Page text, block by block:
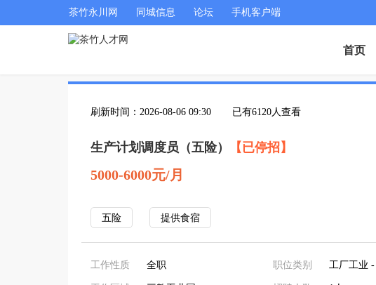
茶竹永川网 同城信息 论坛 手机客户端
首页
刷新时间：2026-08-06 09:30 已有6120人查看
生产计划调度员（五险） 【已停招】
5000-6000元/月
五险 提供食宿
工作性质 全职 职位类别 工厂工业